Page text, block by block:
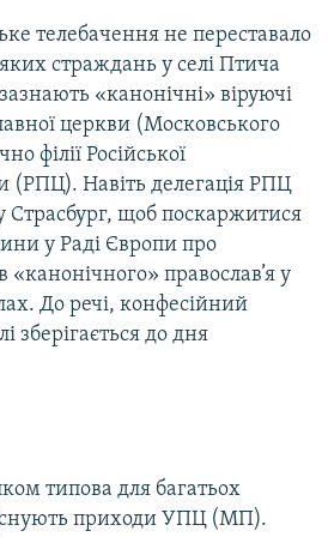
телебачення не переставало
страждань у селі Птича
«канонічні» віруючі
церкви (Московського
філії Російської
(РПЦ). Навіть делегація РПЦ
Страсбург, щоб поскаржитися
у Раді Європи про
«канонічного» православ’я у
До речі, конфесійний
зберігається до дня
типова для багатьох
приходи УПЦ (МП).